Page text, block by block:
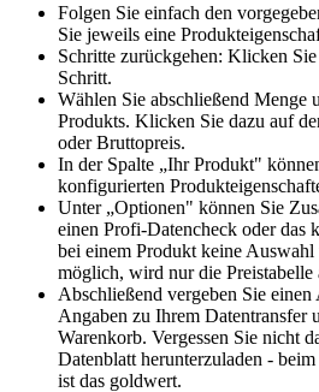
Folgen Sie einfach den
Sie jeweils eine
Schritte zurückgehen: Klicken
Schritt.
Wählen Sie abschließend Menge
Produkts. Klicken Sie dazu auf
oder Bruttopreis.
In der Spalte „Ihr Produkt"
konfigurierten
Unter „Optionen" können Sie
einen Profi-Datencheck oder das
bei einem Produkt keine Auswahl
möglich, wird nur die Preistabelle
Abschließend vergeben Sie einen
Angaben zu Ihrem Datentransfer
Warenkorb. Vergessen Sie nicht
Datenblatt herunterzuladen -
ist das goldwert.